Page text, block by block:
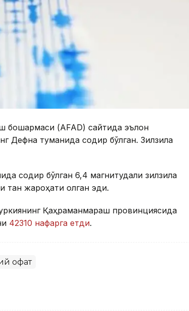
бошқармаси (AFAD) сайтида эълон
Дефна туманида содир бўлган. Зилзила
содир бўлган 6,4 магнитудали зилзила
тан жароҳати олган эди.
Қаҳраманмараш провинциясида
42310 нафарга етди.
офат